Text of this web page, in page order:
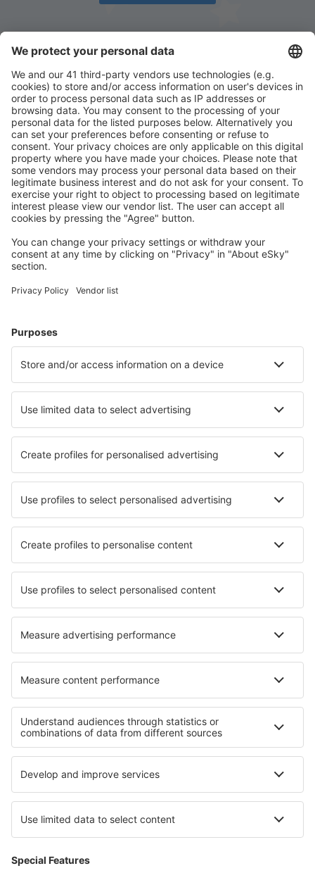
Stáhněte si naši aplikacia plánujte své cesty
pohodlně
Naplánujte si cestu
Letenky
Ubytování
Let+Hotel
Transfery
Sportovní události
Přečtěte si více
Garance nejnižší ceny
Mobilní aplikace
Letecké společnosti
Ryanair
Wizz Air
easyJet
Lufthansa
KLM
O eSky
Všeobecné podmínky
Moje rezervace
Politika ochrany soukromí
Podpora a kontakt